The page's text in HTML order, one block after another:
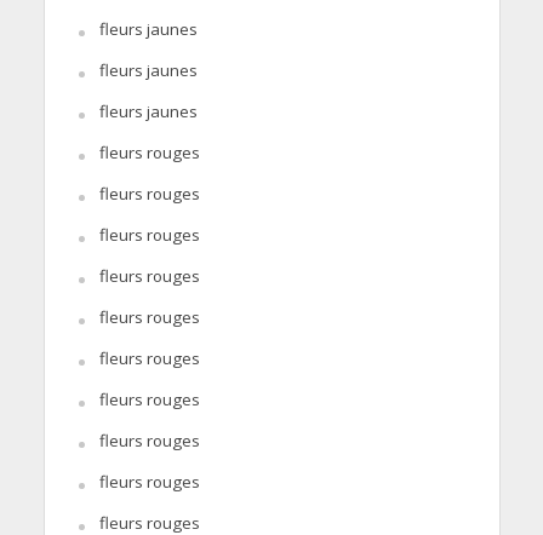
fleurs jaunes
fleurs jaunes
fleurs jaunes
fleurs rouges
fleurs rouges
fleurs rouges
fleurs rouges
fleurs rouges
fleurs rouges
fleurs rouges
fleurs rouges
fleurs rouges
fleurs rouges